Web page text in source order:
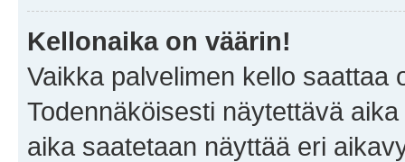
Kellonaika on väärin!
Vaikka palvelimen kello saattaa
Todennäköisesti näytettävä
aika saatetaan näyttää eri